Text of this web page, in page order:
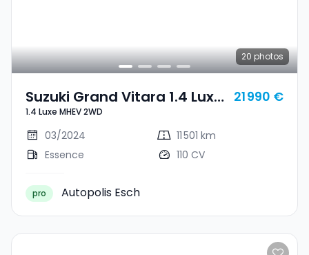
20 photos
Suzuki Grand Vitara 1.4 Luxe
MHEV 2WD
1.4 Luxe MHEV 2WD
21 990 €
03/2024
11 501 km
Essence
110 CV
pro Autopolis Esch